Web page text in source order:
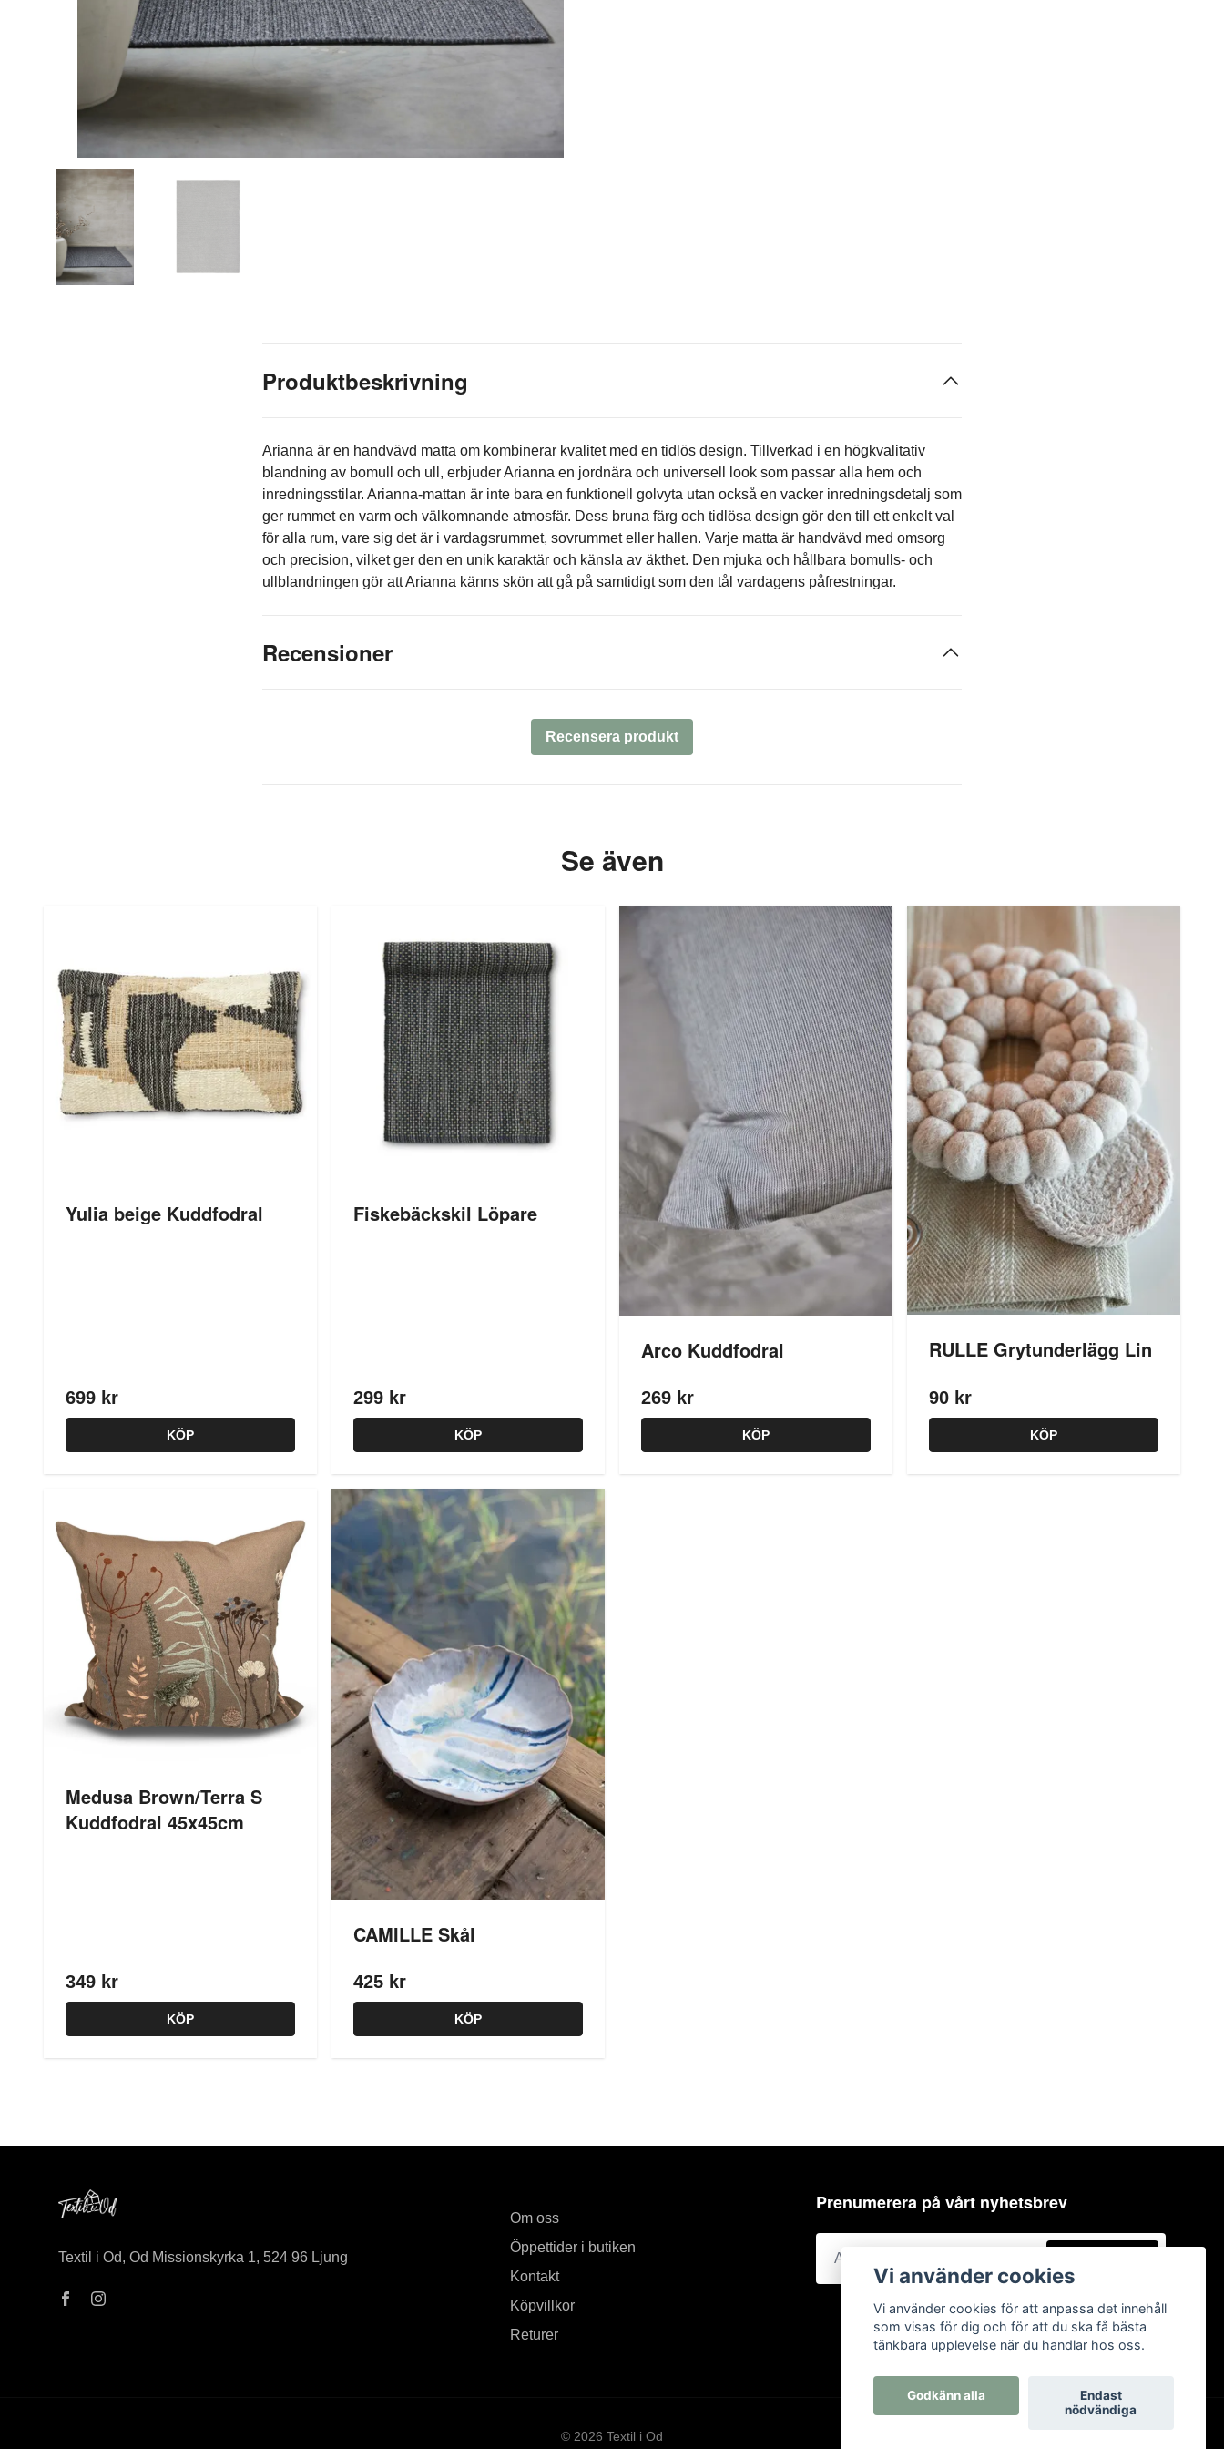
Produktbeskrivning
Arianna är en handvävd matta om kombinerar kvalitet med en tidlös design. Tillverkad i en högkvalitativ
blandning av bomull och ull, erbjuder Arianna en jordnära och universell look som passar alla hem och
inredningsstilar. Arianna-mattan är inte bara en funktionell golvyta utan också en vacker inredningsdetalj som
ger rummet en varm och välkomnande atmosfär. Dess bruna färg och tidlösa design gör den till ett enkelt val
för alla rum, vare sig det är i vardagsrummet, sovrummet eller hallen. Varje matta är handvävd med omsorg
och precision, vilket ger den en unik karaktär och känsla av äkthet. Den mjuka och hållbara bomulls- och
ullblandningen gör att Arianna känns skön att gå på samtidigt som den tål vardagens påfrestningar.
Recensioner
Recensera produkt
Se även
Yulia beige Kuddfodral
699 kr
KÖP
Fiskebäckskil Löpare
299 kr
KÖP
Arco Kuddfodral
269 kr
KÖP
RULLE Grytunderlägg Lin
90 kr
KÖP
Medusa Brown/Terra S
Kuddfodral 45x45cm
349 kr
KÖP
CAMILLE Skål
425 kr
KÖP
Textil i Od, Od Missionskyrka 1, 524 96 Ljung
Om oss
Öppettider i butiken
Kontakt
Köpvillkor
Returer
Prenumerera på vårt nyhetsbrev
© 2026 Textil i Od
Vi använder cookies
Vi använder cookies för att anpassa det innehåll
som visas för dig och för att du ska få bästa
tänkbara upplevelse när du handlar hos oss.
Godkänn alla
Endast
nödvändiga